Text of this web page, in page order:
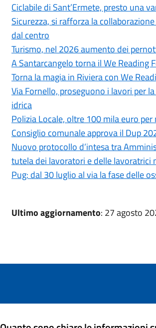
Ciclabile di Sant’Ermete, presto una
Sicurezza, si rafforza la
dal centro
Turismo, nel 2026 aumento dei
A Santarcangelo torna il We Reading
Torna la magia in Riviera con We
Via Fornello, proseguono i lavori per
idrica
Polizia Locale, oltre 100 mila euro
Consiglio comunale approva il Dup
Nuovo protocollo d’intesa tra
tutela dei lavoratori e delle lavoratrici
Pug: dal 30 luglio al via la fase delle
Ultimo aggiornamento: 27 agosto